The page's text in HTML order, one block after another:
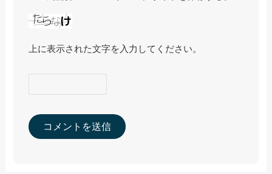
上に表示された文字を入力してください。